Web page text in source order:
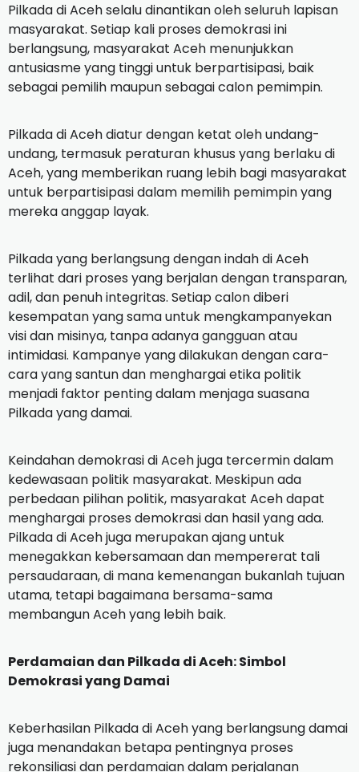
Pilkada di Aceh selalu dinantikan oleh seluruh lapisan
masyarakat. Setiap kali proses demokrasi ini
berlangsung, masyarakat Aceh menunjukkan
antusiasme yang tinggi untuk berpartisipasi, baik
sebagai pemilih maupun sebagai calon pemimpin.
Pilkada di Aceh diatur dengan ketat oleh undang-
undang, termasuk peraturan khusus yang berlaku di
Aceh, yang memberikan ruang lebih bagi masyarakat
untuk berpartisipasi dalam memilih pemimpin yang
mereka anggap layak.
Pilkada yang berlangsung dengan indah di Aceh
terlihat dari proses yang berjalan dengan transparan,
adil, dan penuh integritas. Setiap calon diberi
kesempatan yang sama untuk mengkampanyekan
visi dan misinya, tanpa adanya gangguan atau
intimidasi. Kampanye yang dilakukan dengan cara-
cara yang santun dan menghargai etika politik
menjadi faktor penting dalam menjaga suasana
Pilkada yang damai.
Keindahan demokrasi di Aceh juga tercermin dalam
kedewasaan politik masyarakat. Meskipun ada
perbedaan pilihan politik, masyarakat Aceh dapat
menghargai proses demokrasi dan hasil yang ada.
Pilkada di Aceh juga merupakan ajang untuk
menegakkan kebersamaan dan mempererat tali
persaudaraan, di mana kemenangan bukanlah tujuan
utama, tetapi bagaimana bersama-sama
membangun Aceh yang lebih baik.
Perdamaian dan Pilkada di Aceh: Simbol
Demokrasi yang Damai
Keberhasilan Pilkada di Aceh yang berlangsung damai
juga menandakan betapa pentingnya proses
rekonsiliasi dan perdamaian dalam perjalanan